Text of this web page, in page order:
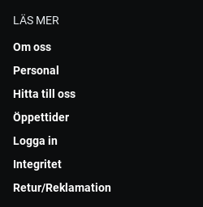
LÄS MER
Om oss
Personal
Hitta till oss
Öppettider
Logga in
Integritet
Retur/Reklamation